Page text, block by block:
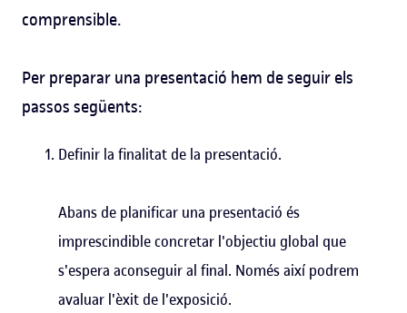
comprensible.
Per preparar una presentació hem de seguir els
passos següents:
Definir la finalitat de la presentació.
Abans de planificar una presentació és
imprescindible concretar l'objectiu global que
s'espera aconseguir al final. Només així podrem
avaluar l'èxit de l'exposició.